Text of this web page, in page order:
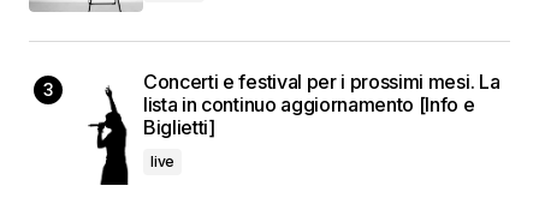
Concerti e festival per i prossimi mesi. La
lista in continuo aggiornamento [Info e
Biglietti]
live